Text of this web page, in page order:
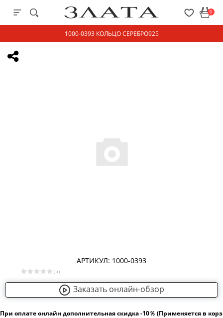
0
1000-0393 КОЛЬЦО СЕРЕБРО925
АРТИКУЛ: 1000-0393
( 0 )
Заказать онлайн-обзор
При оплате онлайн дополнительная скидка -10％ (Применяется в